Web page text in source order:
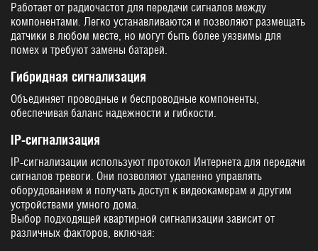
Работает от радиочастот для передачи сигналов между
компонентами. Легко устанавливаются и позволяют размещать
датчики в любом месте, но могут быть более уязвимы для
помех и требуют замены батарей.
Гибридная сигнализация
Объединяет проводные и беспроводные компоненты,
обеспечивая баланс надежности и гибкости.
IP-сигнализация
IP-сигнализации используют протокол Интернета для передачи
сигналов тревоги. Они позволяют удаленно управлять
оборудованием и получать доступ к видеокамерам и другим
устройствами умного дома.
Выбор подходящей квартирной сигнализации зависит от
различных факторов, включая: